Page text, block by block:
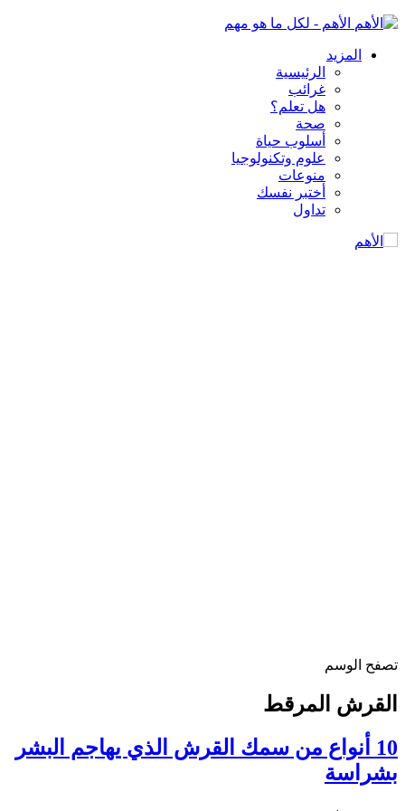
الأهم - لكل ما هو مهم
المزيد
الرئيسية
غرائب
هل تعلم؟
صحة
أسلوب حياة
علوم وتكنولوجيا
منوعات
أختبر نفسك
تداول
تصفح الوسم
القرش المرقط
10 أنواع من سمك القرش الذي يهاجم البشر
بشراسة